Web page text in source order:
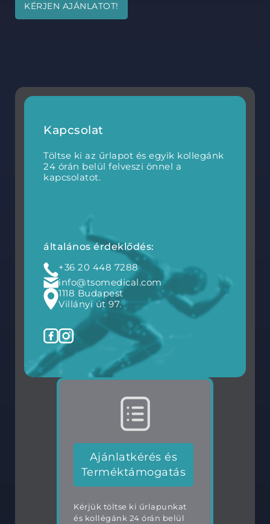
KÉRJEN AJÁNLATOT!
Kapcsolat
Töltse ki az űrlapot és egyik kollegánk
24 órán belül felveszi önnel a
kapcsolatot.
általános érdeklődés:
+36 20 448 7288
info@tsomedical.com
1118 Budapest
Villányi út 97.
Ajánlatkérés és
Terméktámogatás
Kérjük töltse ki űrlapunkat
és kollégánk 24 órán belül